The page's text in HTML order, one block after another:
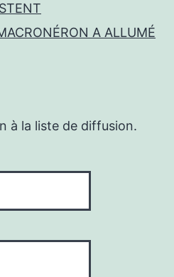
A ALLUMÉ
à la liste de diffusion.